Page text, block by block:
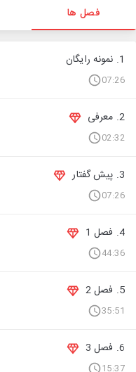
فصل ها
1. نمونه رایگان
07:26
2. معرفی
02:32
3. پیش گفتار
07:26
4. فصل 1
44:36
5. فصل 2
35:51
6. فصل 3
15:37